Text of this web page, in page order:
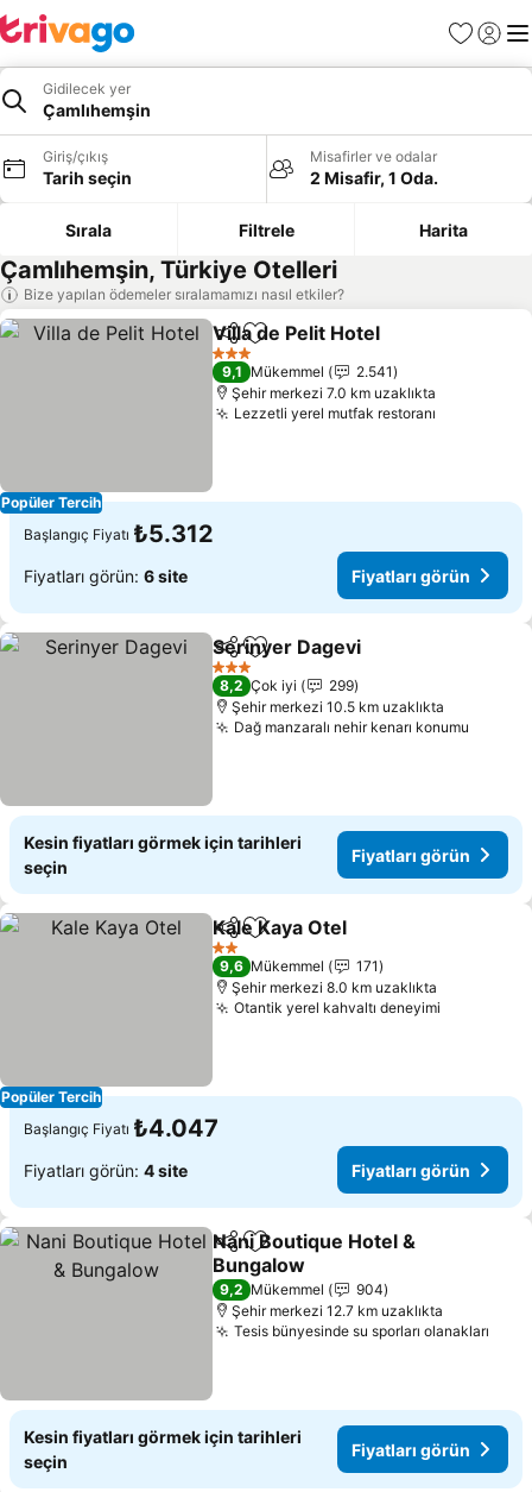
Favoriler
Giriş
Gidilecek yer
Çamlıhemşin
Giriş/çıkış
Tarih seçin
Misafirler ve odalar
2 Misafir, 1 Oda.
Sırala Filtrele Harita
Çamlıhemşin, Türkiye Otelleri
Bize yapılan ödemeler sıralamamızı nasıl etkiler?
Popüler Tercih
PaylaşFavorilerime ekle
Villa de Pelit Hotel
3 Yıldız
9,1 Mükemmel
2.541
Şehir merkezi 7.0 km uzaklıkta
Lezzetli yerel mutfak restoranı
Başlangıç Fiyatı ₺5.312
Fiyatları görün: 6 site Fiyatları görün
PaylaşFavorilerime ekle
Serinyer Dagevi
3 Yıldız
8,2 Çok iyi
299
Şehir merkezi 10.5 km uzaklıkta
Dağ manzaralı nehir kenarı konumu
Kesin fiyatları görmek için tarihleri
seçin
Fiyatları görün
Popüler Tercih
PaylaşFavorilerime ekle
Kale Kaya Otel
2 Yıldız
9,6 Mükemmel
171
Şehir merkezi 8.0 km uzaklıkta
Otantik yerel kahvaltı deneyimi
Başlangıç Fiyatı ₺4.047
Fiyatları görün: 4 site Fiyatları görün
PaylaşFavorilerime ekle
Nani Boutique Hotel &
Bungalow
Fiyatları görün
9,2 Mükemmel
904
Şehir merkezi 12.7 km uzaklıkta
Tesis bünyesinde su sporları olanakları
Kesin fiyatları görmek için tarihleri
seçin
Fiyatları görün